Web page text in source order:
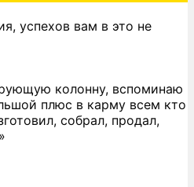
успехов вам в это не
колонну, вспоминаю
плюс в карму всем кто
собрал, продал,